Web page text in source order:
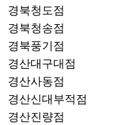
경북청도점
경북청송점
경북풍기점
경산대구대점
경산사동점
경산신대부적점
경산진량점